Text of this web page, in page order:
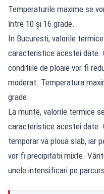
Temperaturile maxime se
între 10 şi 16 grade.
In Bucuresti, valorile
caracteristice acestei date.
conditiile de ploaie vor fi
moderat. Temperatura
grade.
La munte, valorile termice
caracteristice acestei date.
temporar va ploua slab, iar
vor fi precipitatii mixte.
unele intensificari pe